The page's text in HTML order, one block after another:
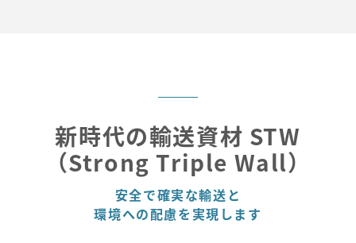
新時代の輸送資材 STW
（Strong Triple Wall）
安全で確実な輸送と
環境への配慮を実現します